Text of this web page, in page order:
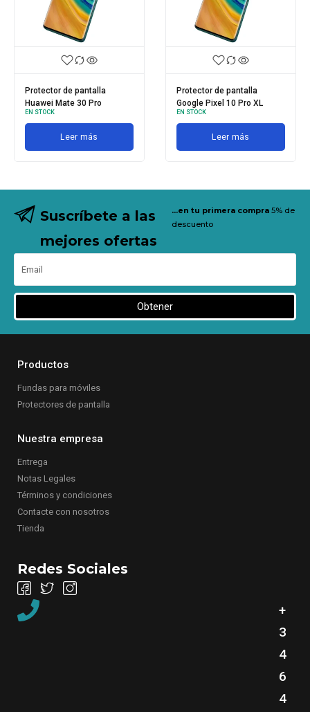
Protector de pantalla
Huawei Mate 30 Pro
EN STOCK
Leer más
Protector de pantalla
Google Pixel 10 Pro XL
EN STOCK
Leer más
Suscríbete a las
mejores ofertas
...en tu primera compra 5% de
descuento
Obtener
Productos
Fundas para móviles
Protectores de pantalla
Nuestra empresa
Entrega
Notas Legales
Términos y condiciones
Contacte con nosotros
Tienda
Redes Sociales
+
3
4
6
4